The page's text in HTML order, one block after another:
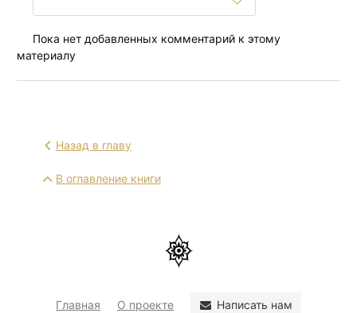
Пока нет добавленных комментарий к этому
материалу
Назад в главу
В оглавление книги
Главная О проекте Написать нам